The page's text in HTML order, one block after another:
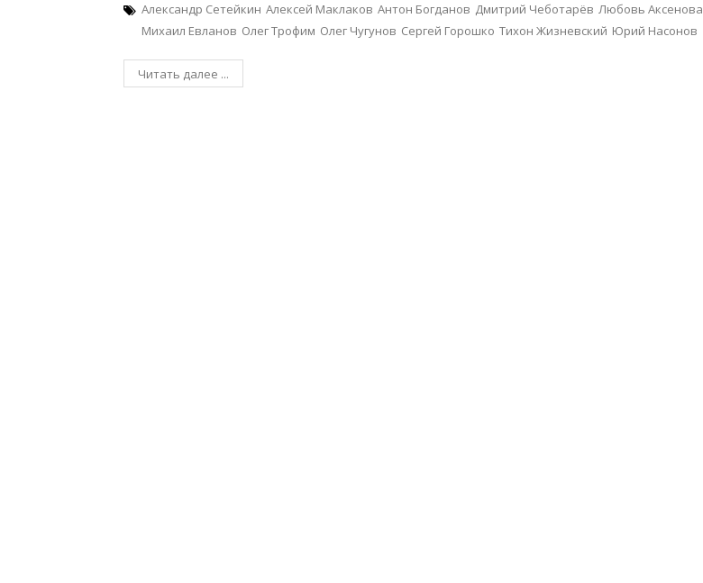
Александр Сетейкин Алексей Маклаков Антон Богданов Дмитрий Чеботарёв Любовь Аксенова
Михаил Евланов Олег Трофим Олег Чугунов Сергей Горошко Тихон Жизневский Юрий Насонов
Читать далее ...